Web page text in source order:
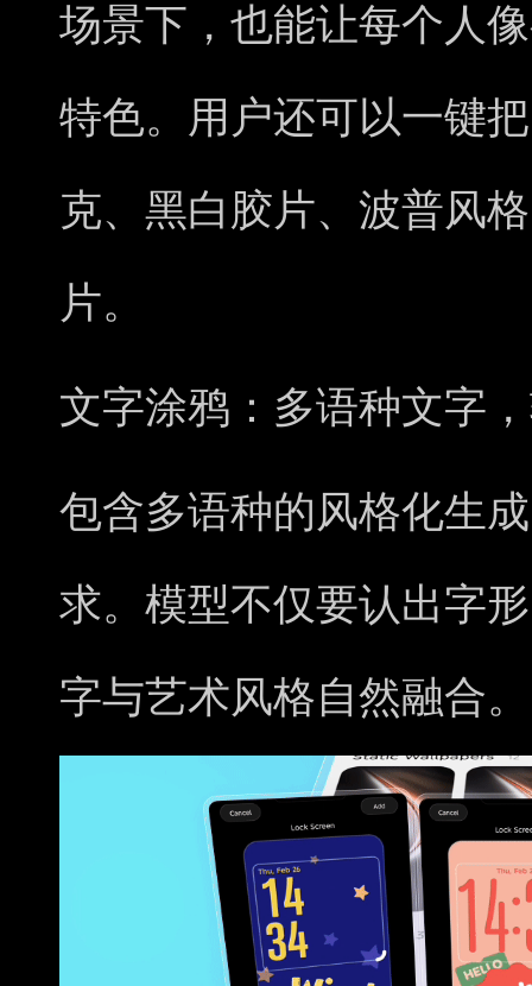
场景下，也能让每个人
特色。用户还可以一键
克、黑白胶片、波普风
片。
文字涂鸦：多语种文字
包含多语种的风格化生
求。模型不仅要认出字形
字与艺术风格自然融合。